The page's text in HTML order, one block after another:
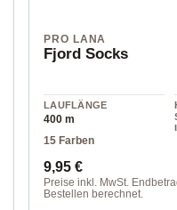
PRO LANA
Fjord Socks
LAUFLÄNGE
400 m
15 Farben
Regulärer Preis:
9,95 €
Preise inkl. MwSt.
Bestellen berechnet.